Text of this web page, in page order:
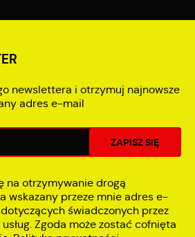
newslettera i otrzymuj najnowsze
adres e-mail
na otrzymywanie drogą
wskazany przeze mnie adres e-
świadczonych przez
Zgoda może zostać cofnięta